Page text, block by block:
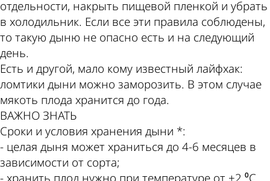
отдельности, накрыть пищевой пленкой и убрать
в холодильник. Если все эти правила соблюдены,
то такую дыню не опасно есть и на следующий
день.
Есть и другой, мало кому известный лайфхак:
ломтики дыни можно заморозить. В этом случае
мякоть плода хранится до года.
ВАЖНО ЗНАТЬ
Сроки и условия хранения дыни *:
- целая дыня может храниться до 4-6 месяцев в
зависимости от сорта;